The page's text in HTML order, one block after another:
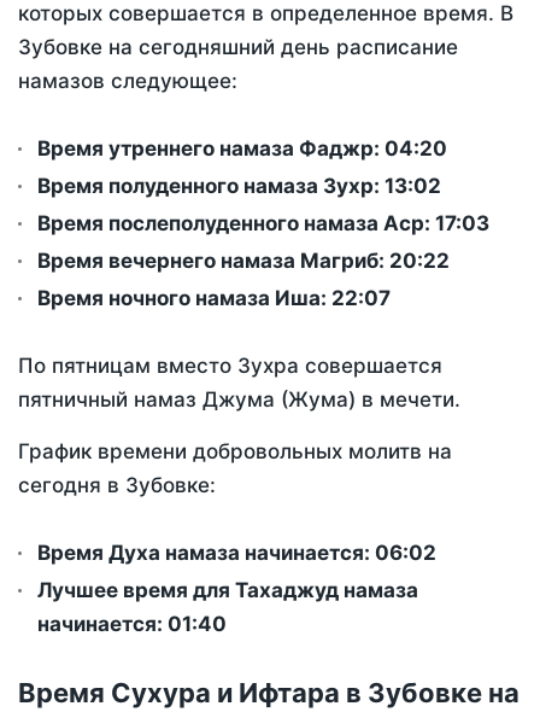
которых совершается в определенное время. В
Зубовке на сегодняшний день расписание
намазов следующее:
Время утреннего намаза Фаджр: 04:20
Время полуденного намаза Зухр: 13:02
Время послеполуденного намаза Аср: 17:03
Время вечернего намаза Магриб: 20:22
Время ночного намаза Иша: 22:07
По пятницам вместо Зухра совершается
пятничный намаз Джума (Жума) в мечети.
График времени добровольных молитв на
сегодня в Зубовке:
Время Духа намаза начинается: 06:02
Лучшее время для Тахаджуд намаза
начинается: 01:40
Время Сухура и Ифтара в Зубовке на